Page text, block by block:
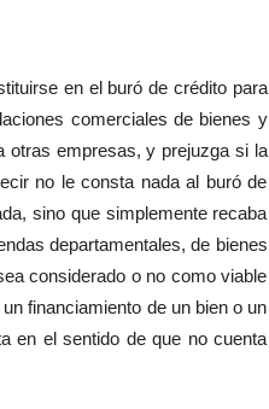
en el buró de crédito para
comerciales de bienes y
otras empresas, y prejuzga si la
no le consta nada al buró de
sino que simplemente recaba
departamentales, de bienes
considerado o no como viable
financiamiento de un bien o un
en el sentido de que no cuenta